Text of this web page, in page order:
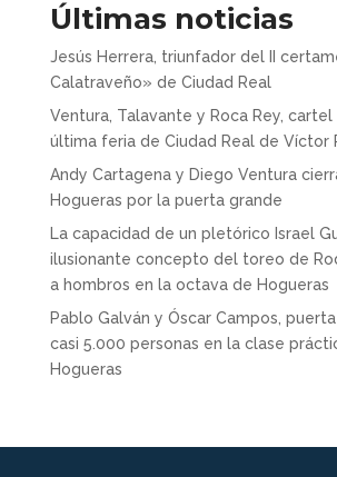
Últimas noticias
Jesús Herrera, triunfador del II
Calatraveño» de Ciudad Real
Ventura, Talavante y Roca Rey,
última feria de Ciudad Real de Víctor
Andy Cartagena y Diego Ventura
Hogueras por la puerta grande
La capacidad de un pletórico Israel
ilusionante concepto del toreo de
a hombros en la octava de Hogueras
Pablo Galván y Óscar Campos,
casi 5.000 personas en la clase
Hogueras